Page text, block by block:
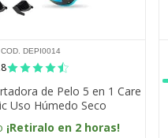
COD. DEPI0014
de Pelo 5 en 1 Care
Uso Húmedo Seco
¡Retiralo en 2 horas!